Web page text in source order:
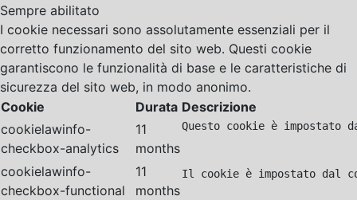
Sempre abilitato
I cookie necessari sono assolutamente essenziali per il
corretto funzionamento del sito web. Questi cookie
garantiscono le funzionalità di base e le caratteristiche di
sicurezza del sito web, in modo anonimo.
Cookie
Durata Descrizione
cookielawinfo-
checkbox-analytics
11
months
Questo cookie è
cookielawinfo-
checkbox-functional
11
months
Il cookie è impostato dal